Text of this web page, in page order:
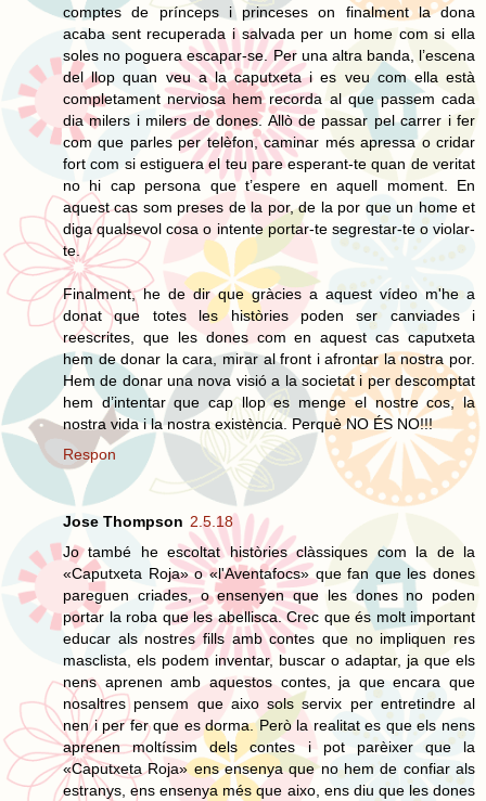
comptes de prínceps i princeses on finalment la dona
acaba sent recuperada i salvada per un home com si ella
soles no poguera escapar-se. Per una altra banda, l’escena
del llop quan veu a la caputxeta i es veu com ella està
completament nerviosa hem recorda al que passem cada
dia milers i milers de dones. Allò de passar pel carrer i fer
com que parles per telèfon, caminar més apressa o cridar
fort com si estiguera el teu pare esperant-te quan de veritat
no hi cap persona que t’espere en aquell moment. En
aquest cas som preses de la por, de la por que un home et
diga qualsevol cosa o intente portar-te segrestar-te o violar-
te.
Finalment, he de dir que gràcies a aquest vídeo m'he a
donat que totes les històries poden ser canviades i
reescrites, que les dones com en aquest cas caputxeta
hem de donar la cara, mirar al front i afrontar la nostra por.
Hem de donar una nova visió a la societat i per descomptat
hem d’intentar que cap llop es menge el nostre cos, la
nostra vida i la nostra existència. Perquè NO ÉS NO!!!
Respon
Jose Thompson 2.5.18
Jo també he escoltat històries clàssiques com la de la
«Caputxeta Roja» o «l'Aventafocs» que fan que les dones
pareguen criades, o ensenyen que les dones no poden
portar la roba que les abellisca. Crec que és molt important
educar als nostres fills amb contes que no impliquen res
masclista, els podem inventar, buscar o adaptar, ja que els
nens aprenen amb aquestos contes, ja que encara que
nosaltres pensem que aixo sols servix per entretindre al
nen i per fer que es dorma. Però la realitat es que els nens
aprenen moltíssim dels contes i pot parèixer que la
«Caputxeta Roja» ens ensenya que no hem de confiar als
estranys, ens ensenya més que aixo, ens diu que les dones